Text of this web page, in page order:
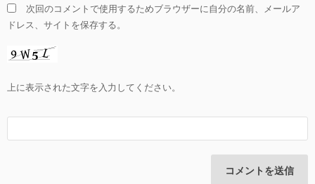
次回のコメントで使用するためブラウザーに自分の名前、メールア
ドレス、サイトを保存する。
上に表示された文字を入力してください。